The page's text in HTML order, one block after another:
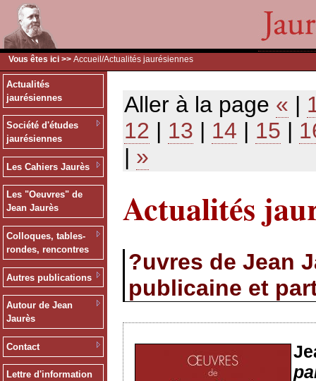
Vous êtes ici >> Accueil /Actualités jaurésiennes
Actualités
jaurésiennes
Société d'études
jaurésiennes
Les Cahiers Jaurès
Les "Oeuvres" de
Jean Jaurès
Colloques, tables-
rondes, rencontres
Autres publications
Autour de Jean
Jaurès
Contact
Lettre d'information
Aller à la page « |
12 | 13 | 14 | 15 |
| »
Actualités
?uvres de Jean
publicaine et